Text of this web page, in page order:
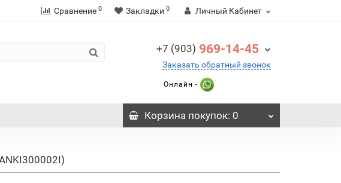
Сравнение 0 Закладки 0 Личный Кабинет
+7 (903) 969-14-45
Заказать обратный звонок
Онлайн -
Корзинапокупок: 0